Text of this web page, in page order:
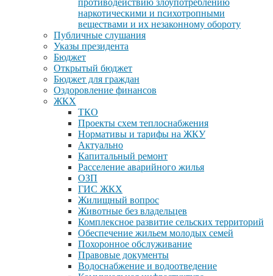
наркотическими и психотропными
веществами и их незаконному обороту
Публичные слушания
Указы президента
Бюджет
Открытый бюджет
Бюджет для граждан
Оздоровление финансов
ЖКХ
ТКО
Проекты схем теплоснабжения
Нормативы и тарифы на ЖКУ
Актуально
Капитальный ремонт
Расселение аварийного жилья
ОЗП
ГИС ЖКХ
Жилищный вопрос
Животные без владельцев
Комплексное развитие сельских территорий
Обеспечение жильем молодых семей
Похоронное обслуживание
Правовые документы
Водоснабжение и водоотведение